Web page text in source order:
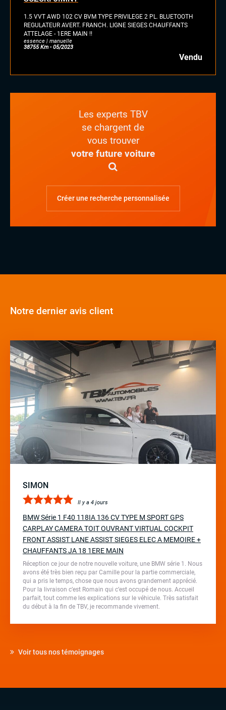
GPL
autre
1.5 VVT AWD 102 CV BVM TYPE PRIVILEGE 2 PL. BLUETOOTH
REGULATEUR AVERT. FRANCH. LIGNE SIEGES CHAUFFANTS
ATTELAGE - 1ERE MAIN !!
essence | manuelle
38755 Km - 05/2023
Vendu
Les experts TBV
se chargent de
vous trouver
votre future voiture
Créer une recherche personnalisée
Notre dernier avis client
SIMON
Il y a 4 jours
BMW Série 1 F40 118IA 136 CV TYPE M SPORT GPS
CARPLAY CAMERA TOIT OUVRANT VIRTUAL COCKPIT
FRONT ASSIST LANE ASSIST SIEGES ELEC A MEMOIRE +
CHAUFFANTS JA 18 1ERE MAIN
Réception ce jour de notre nouvelle voiture, une BMW série 1. Nous
avons été très bien reçu par Camille pour la partie commerciale,
qui a pris le temps, chose que nous avons grandement apprécié.
Pour la livraison c’est Romain qui c’est occupé de nous. Accueil
parfait, tout comme les explications sur le véhicule. Très satisfait
du début à la fin de TBV, je recommande vivement.
Voir tous nos témoignages